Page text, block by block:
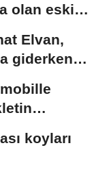
olan eski
Elvan,
giderken
koyları